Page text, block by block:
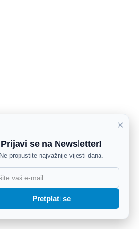
×
Prijavi se na Newsletter!
Ne propustite najvažnije vijesti dana.
Pretplati se